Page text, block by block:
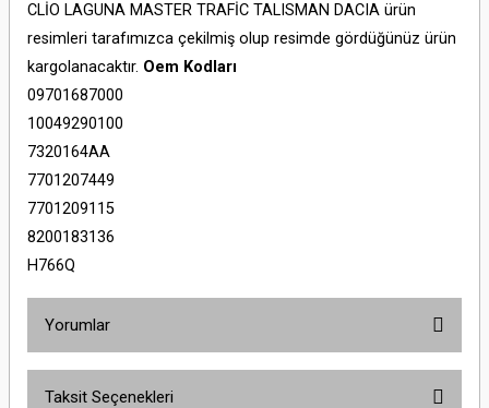
CLİO LAGUNA MASTER TRAFİC TALISMAN DACIA ürün
resimleri tarafımızca çekilmiş olup resimde gördüğünüz ürün
kargolanacaktır. Oem Kodları
09701687000
10049290100
7320164AA
7701207449
7701209115
8200183136
H766Q
Yorumlar
Taksit Seçenekleri